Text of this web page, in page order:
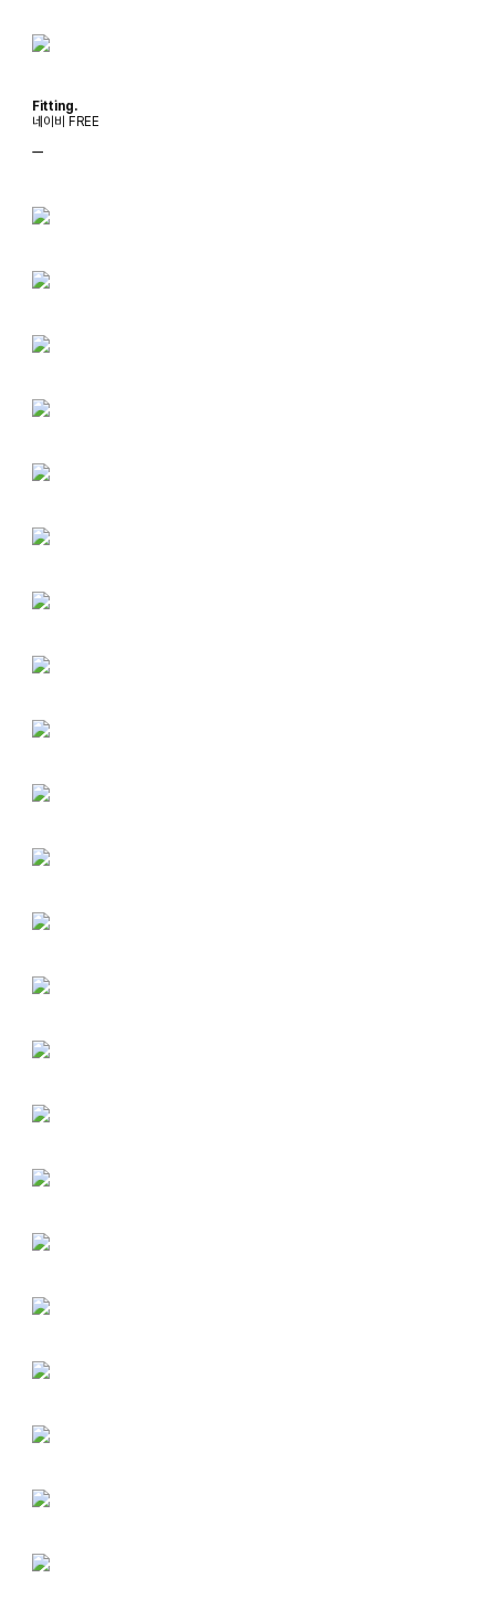
Fitting.
네이비 FREE
ㅡ